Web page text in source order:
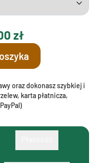
zł
oraz dokonasz szybkiej i
karta płatnicza,